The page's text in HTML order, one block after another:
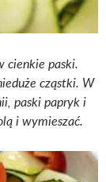
cienkie paski.
cząstki. W
paski papryk i
i wymieszać.